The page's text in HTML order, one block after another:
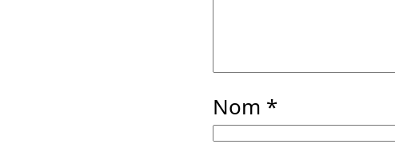
Nom *